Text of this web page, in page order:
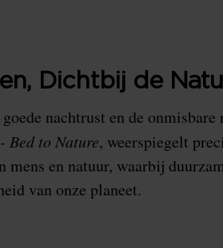
Dichtbij de
nachtrust en de onmisbare
Bed to Nature, weerspiegelt
mens en natuur, waarbij
van onze planeet.